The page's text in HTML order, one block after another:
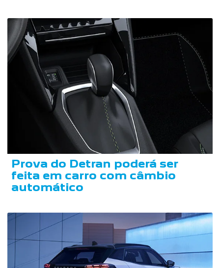
Prova do Detran poderá ser
feita em carro com câmbio
automático